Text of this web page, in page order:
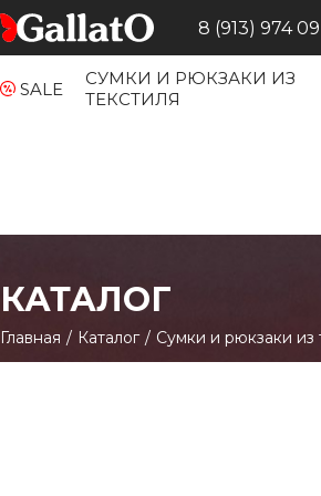
8 (913) 974
SALE
СУМКИ И РЮКЗАКИ ИЗ
ТЕКСТИЛЯ
КАТАЛОГ
Главная / Каталог / Сумки и рюкзаки из